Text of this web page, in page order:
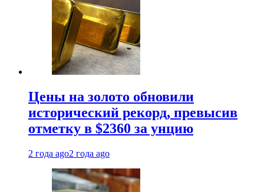
Цены на золото обновили
исторический рекорд, превысив
отметку в $2360 за унцию
2 года ago2 года ago